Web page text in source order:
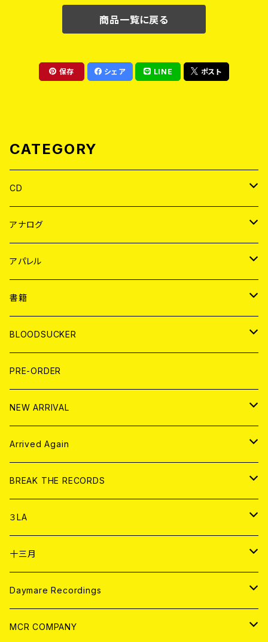
商品一覧に戻る
保存 シェア LINE ポスト
CATEGORY
CD
JAPAN
WORLD
アナログ
JAPAN
７EP
LP
WORLD
7EP
LP
アパレル
JAPAN
T-shirt
HOOD
WORLD
T-shirt
HOOD
書籍
MAGAZINE
BOLLOCKS
EL ZINE
写真集 (PHOTOBOOK)
BLOODSUCKER
CD
アナログ
アパレル
書籍
DIGITAL CONTENTS
PRE-ORDER
NEW ARRIVAL
CD
アナログ
Arrived Again
CD
アナログ
BREAK THE RECORDS
CD
ANALOG
アパレル
３LA
CD
ANALOG
十三月
CD
ANALOG
Daymare Recordings
CD
MCR COMPANY